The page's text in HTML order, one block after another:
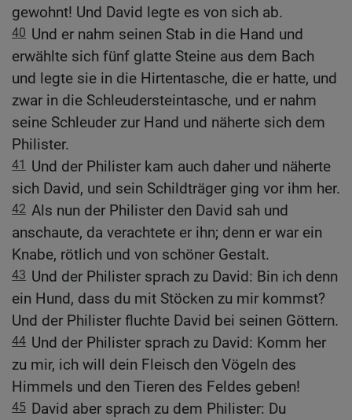
gewohnt! Und David legte es von sich ab.
40 Und er nahm seinen Stab in die Hand und
erwählte sich fünf glatte Steine aus dem Bach
und legte sie in die Hirtentasche, die er hatte, und
zwar in die Schleudersteintasche, und er nahm
seine Schleuder zur Hand und näherte sich dem
Philister.
41 Und der Philister kam auch daher und näherte
sich David, und sein Schildträger ging vor ihm her.
42 Als nun der Philister den David sah und
anschaute, da verachtete er ihn; denn er war ein
Knabe, rötlich und von schöner Gestalt.
43 Und der Philister sprach zu David: Bin ich denn
ein Hund, dass du mit Stöcken zu mir kommst?
Und der Philister fluchte David bei seinen Göttern.
44 Und der Philister sprach zu David: Komm her
zu mir, ich will dein Fleisch den Vögeln des
Himmels und den Tieren des Feldes geben!
45 David aber sprach zu dem Philister: Du